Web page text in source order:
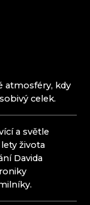
CZ
atmosféry, kdy
celek.
a světle
života
Davida